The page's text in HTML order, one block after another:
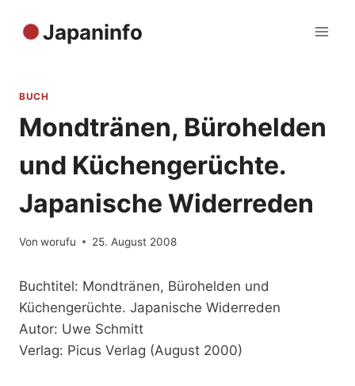
Inhalt
Japaninfo
BUCH
Mondtränen, Bürohelden
und Küchengerüchte.
Japanische Widerreden
Von worufu 25. August 2008
Buchtitel: Mondtränen, Bürohelden und
Küchengerüchte. Japanische Widerreden
Autor: Uwe Schmitt
Verlag: Picus Verlag (August 2000)